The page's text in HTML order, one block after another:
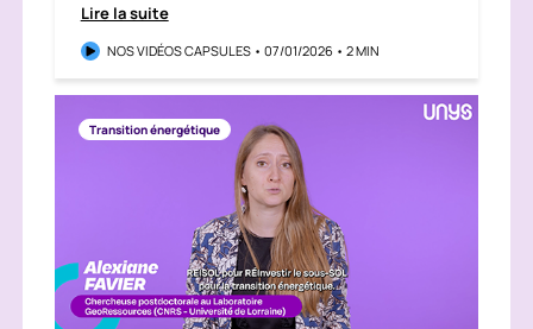
Lire la suite
NOS VIDÉOS CAPSULES • 07/01/2026 • 2 MIN
Transition énergétique